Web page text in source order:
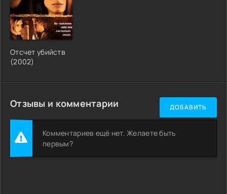
Отсчет убийств
(2002)
Отзывы и комментарии ДОБАВИТЬ
Комментариев ещё нет. Желаете быть
первым?